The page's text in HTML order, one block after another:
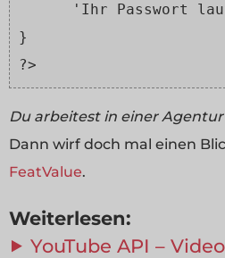
'Ihr Passwort
}
?>
Du arbeitest in einer
Dann wirf doch mal einen
FeatValue.
Weiterlesen:
⯈ YouTube API –